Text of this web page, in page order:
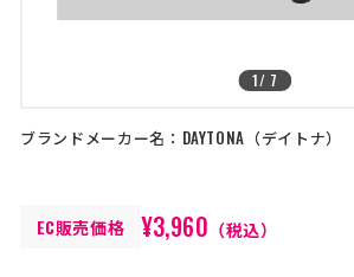
返金ポリシー
1/ 7
ブランドメーカー名： DAYTONA デイトナ
EC販売価格 ¥3,960 （税込）